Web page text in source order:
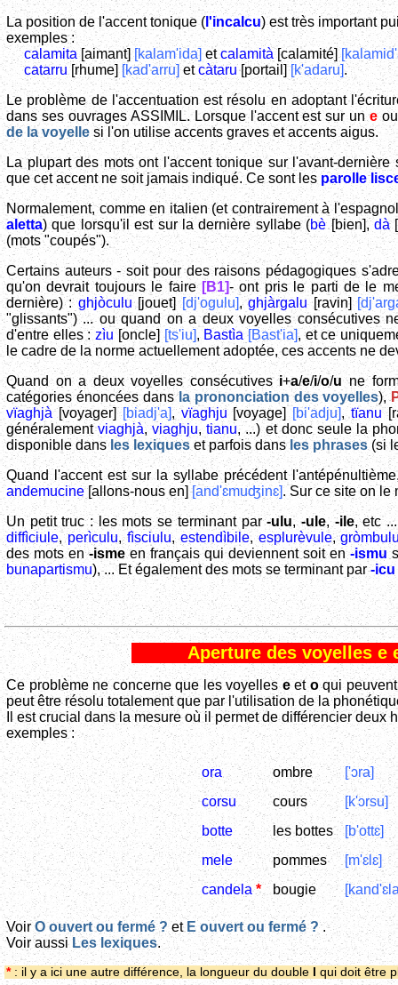
La position de l'accent tonique (l'incalcu) est très important
exemples :
calamita [aimant][kalam'ida] etcalamità[calamité]
catarru [rhume] [kad'arru]etcàtaru[portail][k'adaru].
Le problème de l'accentuation est résolu en adoptant
dans ses ouvrages ASSIMIL. Lorsque l'accent est sur une
de la voyelle si l'on utilise accents graves et accents aigus.
La plupart des mots ont l'accent tonique sur l'avant-
que cet accent ne soit jamais indiqué. Ce sont les parolle
Normalement, comme en italien (et contrairement à
aletta) que lorsqu'il est sur la dernière syllabe (bè[bien],dà
(mots "coupés").
Certains auteurs - soit pour des raisons pédagogiques
qu'on devrait toujours le faire [B1]- ont pris le parti de le
dernière) : ghjòculu[jouet][dj'ogulu],ghjàrgalu [ravin]
"glissants") ... ou quand on a deux voyelles consécutives
d'entre elles :zìu [oncle] [ts'iu], Bastìa [Bast'ia], et ce
le cadre de la norme actuellement adoptée, ces accents ne
Quand on a deux voyelles consécutivesi+a/e/i/o/u ne
catégories énoncées dans la prononciation des voyelles),
vïaghjà [voyager][biadj'a],vïaghju[voyage] [bi'adju],tïanu
généralementviaghjà,viaghju,tianu, ...) et donc seule la
disponible dans les lexiques et parfois dans les phrases (si
Quand l'accent est sur la syllabe précédent
andemucine[allons-nous en][and'ɛmuʤinɛ]. Sur ce site on le
Un petit truc : les mots se terminant par-ulu,-ule,-ile, etc
diffìciule,perìculu,fìsciulu, estendìbile,esplurèvule,
des mots en-ismeen français qui deviennent soit en-ismu
bunapartismu), ... Et également des mots se terminant par-icu
Aperture des voyelles e
Ce problème ne concerne que les voyelleseet oqui peuvent
peut être résolu totalement que par l'utilisation de la
Il est crucial dans la mesure où il permet de différencier deux
exemples :
ora ombre
['ɔra]
corsu
cours
[k'ɔrsu]
botte
les bottes
[b'ottɛ]
mele
pommes
[m'ɛlɛ]
candela * bougie
Voir O ouvert ou fermé ? et E ouvert ou fermé ?.
Voir aussiLes lexiques.
*: il y a ici une autre différence, la longueur du double qui doit être